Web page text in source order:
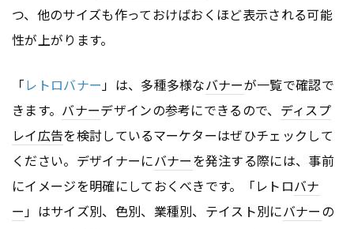
つ、他のサイズも作っておけばおくほど表示される可能
性が上がります。
「レトロバナー」は、多種多様なバナーが一覧で確認で
きます。 バナーデザインの参考にできるので、 ディスプ
レイ広告を検討しているマーケターはぜひチェックして
ください。デザイナーにバナーを発注する際には、事前
にイメージを明確にしておくべきです。「レトロバナ
ー」はサイズ別、色別、業種別、テイスト別にバナーの